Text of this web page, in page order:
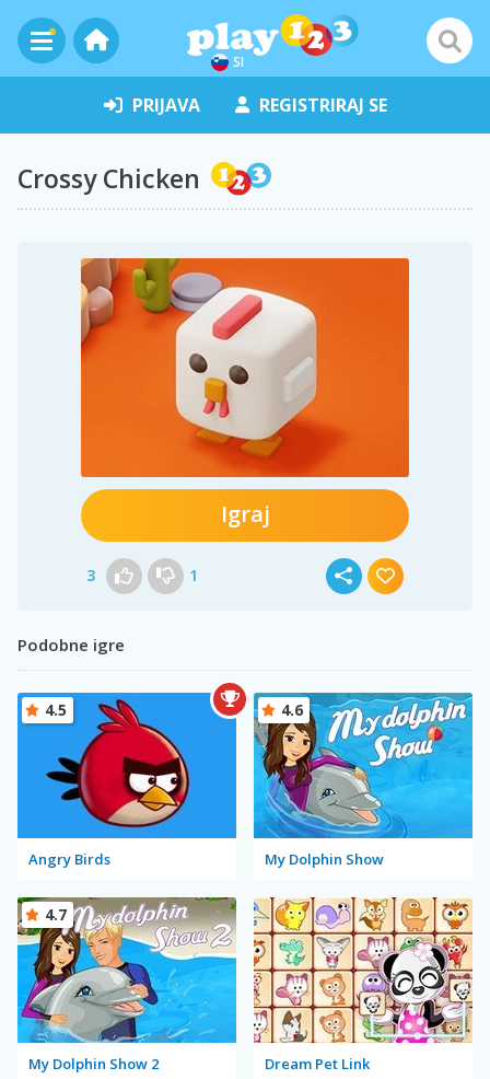
SI
PRIJAVA REGISTRIRAJ SE
Crossy Chicken
Igraj
3 1
Podobne igre
Angry Birds
4.5
My Dolphin Show
4.6
My Dolphin Show 2
4.7
Dream Pet Link